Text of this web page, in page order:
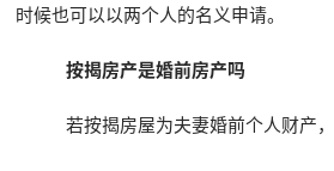
时候也可以以两个人的名义申请。
按揭房产是婚前房产吗
若按揭房屋为夫妻婚前个人财产，